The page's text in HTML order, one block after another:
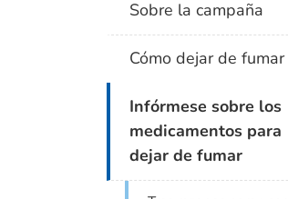
Sobre la campaña
Cómo dejar de fumar
Infórmese sobre los
medicamentos para
dejar de fumar